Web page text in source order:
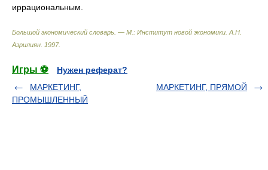
иррациональным.
Большой экономический словарь. — М.: Институт новой экономики А.Н.
Азрилиян 1997.
Игры ⚽
Нужен реферат?
МАРКЕТИНГ,
ПРОМЫШЛЕННЫЙ
МАРКЕТИНГ, ПРЯМОЙ